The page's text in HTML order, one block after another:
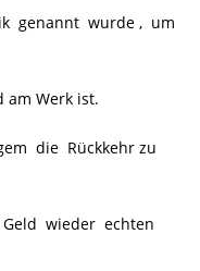
genannt wurde , um
am Werk ist.
die Rückkehr zu
wieder echten